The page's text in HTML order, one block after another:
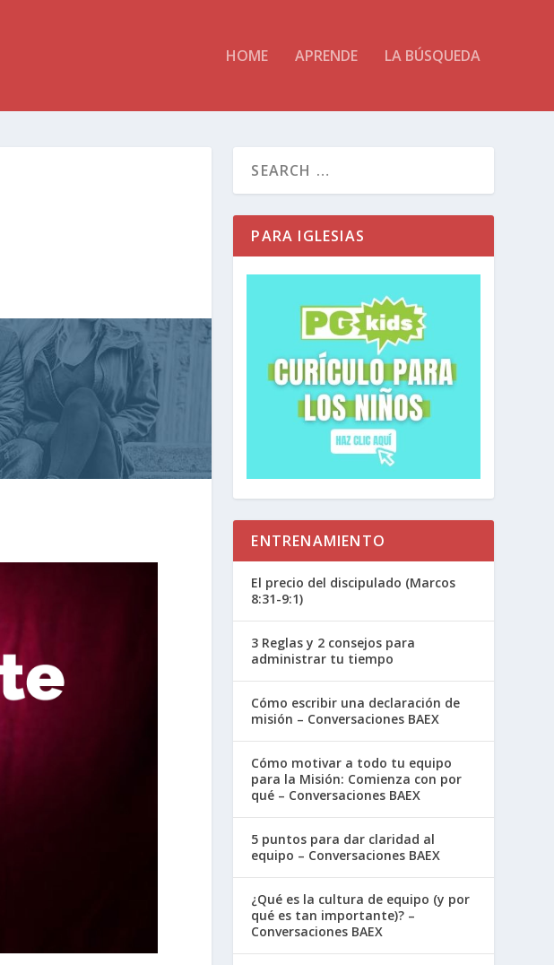
HOME APRENDE LA BÚSQUEDA
PARA IGLESIAS
ENTRENAMIENTO
El precio del discipulado (Marcos
8:31-9:1)
3 Reglas y 2 consejos para
administrar tu tiempo
Cómo escribir una declaración de
misión – Conversaciones BAEX
Cómo motivar a todo tu equipo
para la Misión: Comienza con por
qué – Conversaciones BAEX
5 puntos para dar claridad al
equipo – Conversaciones BAEX
¿Qué es la cultura de equipo (y por
qué es tan importante)? –
Conversaciones BAEX